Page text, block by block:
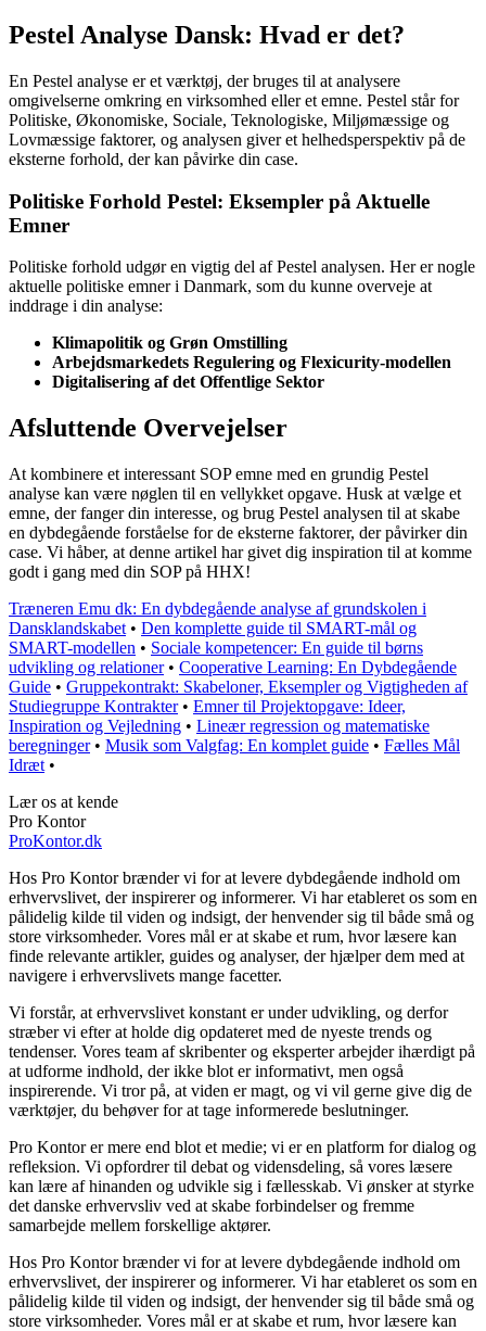
Pestel Analyse Dansk: Hvad er det?
En Pestel analyse er et værktøj, der bruges til at analysere
omgivelserne omkring en virksomhed eller et emne. Pestel står for
Politiske, Økonomiske, Sociale, Teknologiske, Miljømæssige og
Lovmæssige faktorer, og analysen giver et helhedsperspektiv på de
eksterne forhold, der kan påvirke din case.
Politiske Forhold Pestel: Eksempler på Aktuelle
Emner
Politiske forhold udgør en vigtig del af Pestel analysen. Her er nogle
aktuelle politiske emner i Danmark, som du kunne overveje at
inddrage i din analyse:
Klimapolitik og Grøn Omstilling
Arbejdsmarkedets Regulering og Flexicurity-modellen
Digitalisering af det Offentlige Sektor
Afsluttende Overvejelser
At kombinere et interessant SOP emne med en grundig Pestel
analyse kan være nøglen til en vellykket opgave. Husk at vælge et
emne, der fanger din interesse, og brug Pestel analysen til at skabe
en dybdegående forståelse for de eksterne faktorer, der påvirker din
case. Vi håber, at denne artikel har givet dig inspiration til at komme
godt i gang med din SOP på HHX!
Træneren Emu dk: En dybdegående analyse af grundskolen i
Dansklandskabet • Den komplette guide til SMART-mål og
SMART-modellen • Sociale kompetencer: En guide til børns
udvikling og relationer• Cooperative Learning: En Dybdegående
Guide • Gruppekontrakt: Skabeloner, Eksempler og Vigtigheden af
Studiegruppe Kontrakter• Emner til Projektopgave: Ideer,
Inspiration og Vejledning • Lineær regression og matematiske
beregninger• Musik som Valgfag: En komplet guide • Fælles Mål
Idræt •
Lær os at kende
Pro Kontor
ProKontor.dk
Hos Pro Kontor brænder vi for at levere dybdegående indhold om
erhvervslivet, der inspirerer og informerer. Vi har etableret os som en
pålidelig kilde til viden og indsigt, der henvender sig til både små og
store virksomheder. Vores mål er at skabe et rum, hvor læsere kan
finde relevante artikler, guides og analyser, der hjælper dem med at
navigere i erhvervslivets mange facetter.
Vi forstår, at erhvervslivet konstant er under udvikling, og derfor
stræber vi efter at holde dig opdateret med de nyeste trends og
tendenser. Vores team af skribenter og eksperter arbejder ihærdigt på
at udforme indhold, der ikke blot er informativt, men også
inspirerende. Vi tror på, at viden er magt, og vi vil gerne give dig de
værktøjer, du behøver for at tage informerede beslutninger.
Pro Kontor er mere end blot et medie; vi er en platform for dialog og
refleksion. Vi opfordrer til debat og vidensdeling, så vores læsere
kan lære af hinanden og udvikle sig i fællesskab. Vi ønsker at styrke
det danske erhvervsliv ved at skabe forbindelser og fremme
samarbejde mellem forskellige aktører.
Hos Pro Kontor brænder vi for at levere dybdegående indhold om
erhvervslivet, der inspirerer og informerer. Vi har etableret os som en
pålidelig kilde til viden og indsigt, der henvender sig til både små og
store virksomheder. Vores mål er at skabe et rum, hvor læsere kan